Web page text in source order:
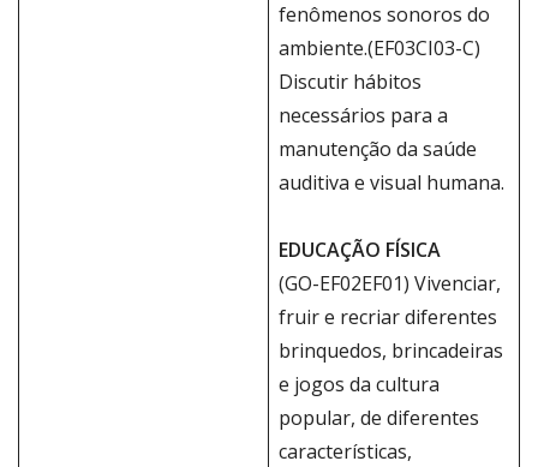
fenômenos sonoros do
ambiente.(EF03CI03-C)
Discutir hábitos
necessários para a
manutenção da saúde
auditiva e visual humana.
EDUCAÇÃO FÍSICA
(GO-EF02EF01) Vivenciar,
fruir e recriar diferentes
brinquedos, brincadeiras
e jogos da cultura
popular, de diferentes
características,